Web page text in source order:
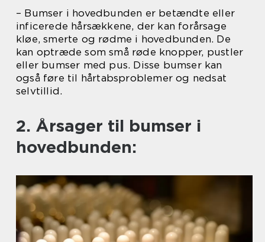
– Bumser i hovedbunden er betændte eller
inficerede hårsækkene, der kan forårsage
kløe, smerte og rødme i hovedbunden. De
kan optræde som små røde knopper, pustler
eller bumser med pus. Disse bumser kan
også føre til hårtabsproblemer og nedsat
selvtillid.
2. Årsager til bumser i
hovedbunden: